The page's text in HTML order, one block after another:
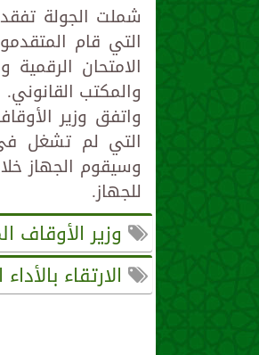
شملت الجولة
التي قام
الامتحان
والمكتب القانوني.
واتفق وزير
وسيقوم الجهاز
للجهاز.
وزير الأوقاف
الارتقاء